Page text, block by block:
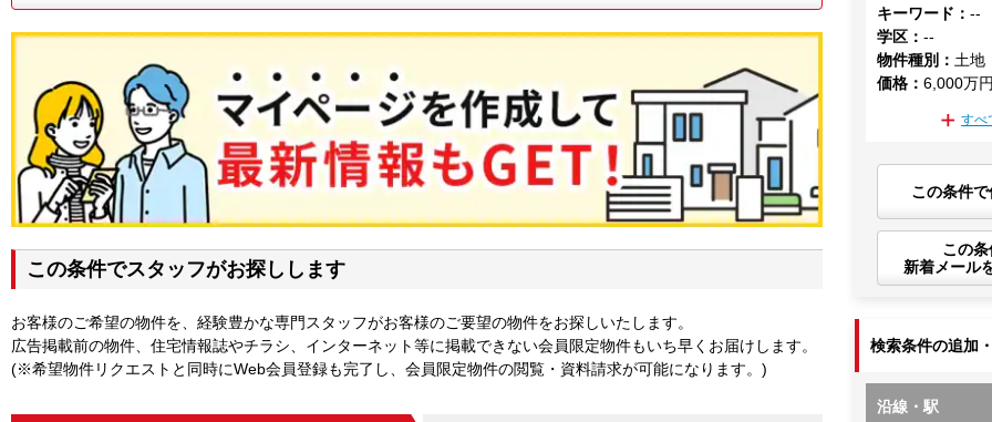
この条件でスタッフがお探しします
お客様のご希望の物件を、経験豊かな専門スタッフがお客様のご要望の物件をお探しいたします。
広告掲載前の物件、住宅情報誌やチラシ、インターネット等に掲載できない会員限定物件もいち早くお届けします。
(※希望物件リクエストと同時にWeb会員登録も完了し、会員限定物件の閲覧・資料請求が可能になります。)
キーワード ：--
学区 ：--
物件種別 ： 土地
価格 ：6,000万
すべ
この条件
この
新着メール
検索条件の追加
沿線・駅